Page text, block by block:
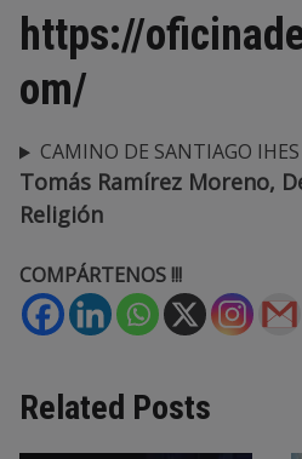
https://
om/
CAMINO DE SANTIAGO IHES
Tomás Ramírez Moreno,
Religión
COMPÁRTENOS !!!
Related Posts